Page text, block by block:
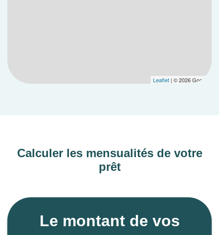
Leaflet | © 2026 Google
Calculer les mensualités de votre
prêt
Le montant de vos